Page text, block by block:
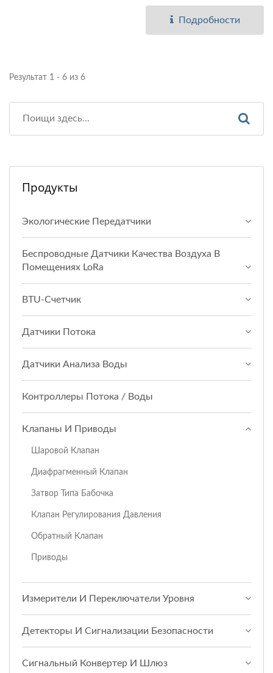
Подробности
Результат 1 - 6 из 6
Продукты
Экологические Передатчики
Беспроводные Датчики Качества Воздуха В
Помещениях LoRa
BTU-Счетчик
Датчики Потока
Датчики Анализа Воды
Контроллеры Потока / Воды
Клапаны И Приводы
Шаровой Клапан
Диафрагменный Клапан
Затвор Типа Бабочка
Клапан Регулирования Давления
Обратный Клапан
Приводы
Измерители И Переключатели Уровня
Детекторы И Сигнализации Безопасности
Сигнальный Конвертер И Шлюз